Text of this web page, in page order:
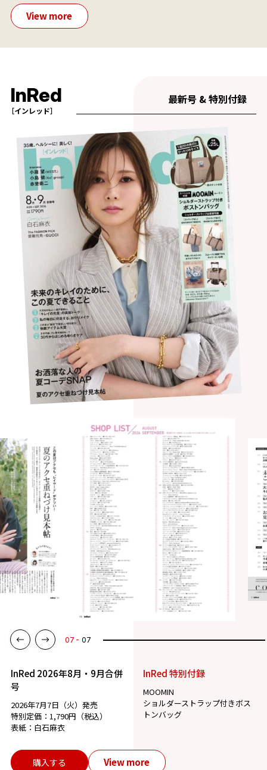
View more
InRed
［インレッド］
最新号 & 特別付録
07 07
InRed 2026年8月・9月合併
号
2026年7月7日（火）発売
特別定価：1,790円（税込）
表紙：白石麻衣
InRed 特別付録
MOOMIN
ショルダーストラップ付きボス
トンバッグ
購入する View more